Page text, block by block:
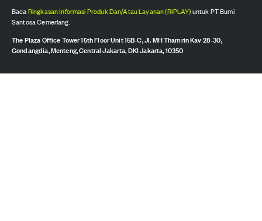
BacaRingkasan Informasi Produk Dan/Atau Layanan (RIPLAY)untuk PT Bumi
Santosa Cemerlang.
The Plaza Office Tower 15th Floor Unit 15B-C, Jl. MH Thamrin Kav 28-30,
Gondangdia, Menteng, Central Jakarta, DKI Jakarta, 10350